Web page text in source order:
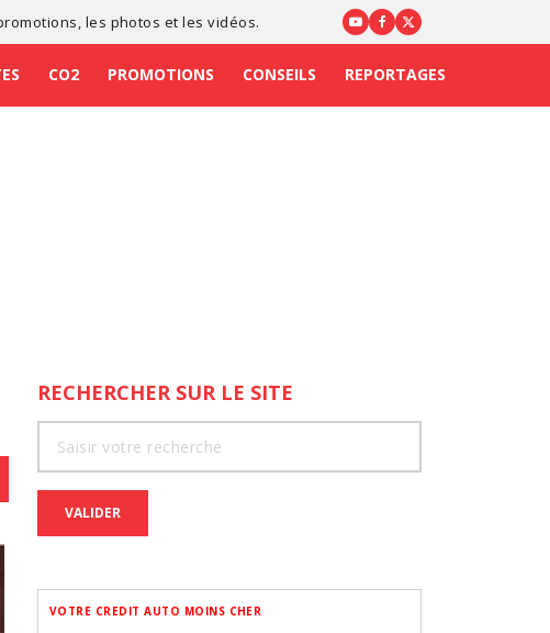
, les photos et les vidéos.
CO2 PROMOTIONS CONSEILS REPORTAGES
RECHERCHER SUR LE SITE
VALIDER
VOTRE CREDIT AUTO MOINS CHER